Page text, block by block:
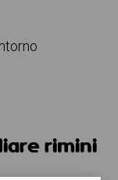
rimini